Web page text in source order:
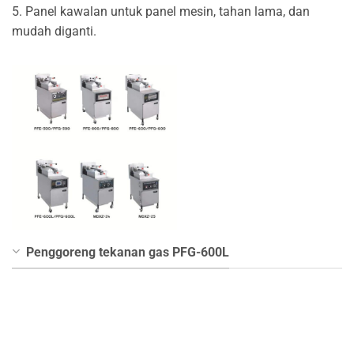
5. Panel kawalan untuk panel mesin, tahan lama, dan
mudah diganti.
Penggoreng tekanan gas PFG-600L